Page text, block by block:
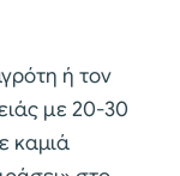
ή τον
με 20-30
καμιά